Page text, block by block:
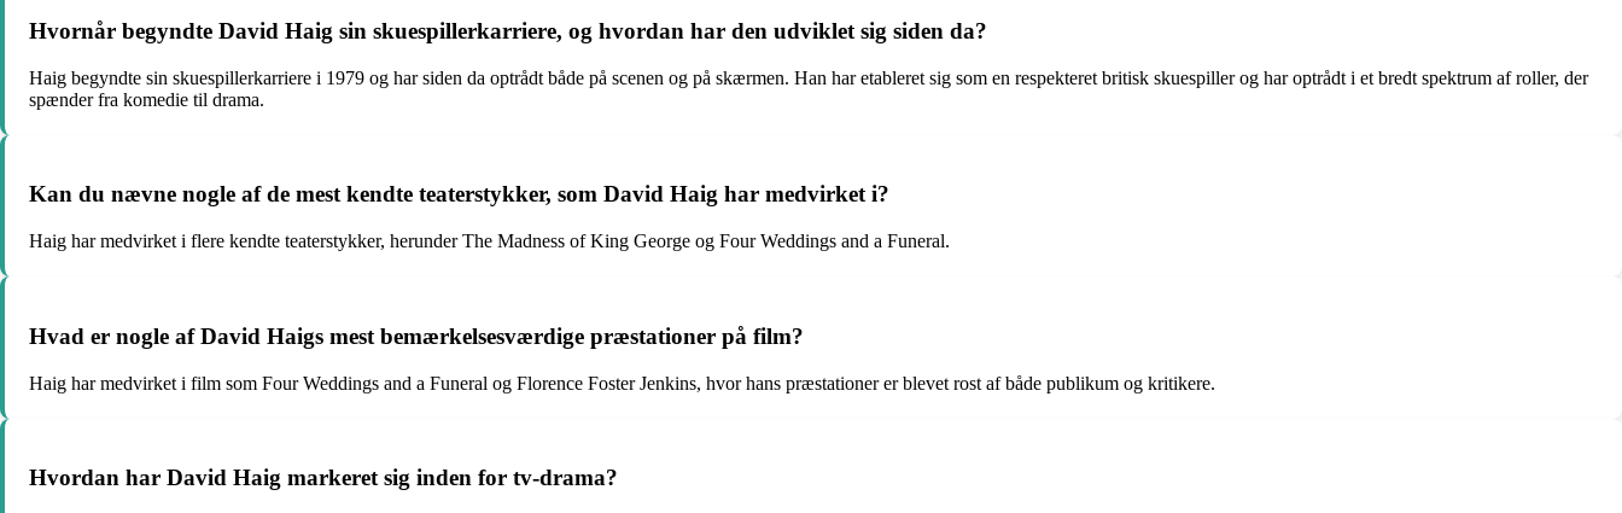
Hvornår begyndte David Haig sin skuespillerkarriere, og hvordan har den udviklet sig siden da?
Haig begyndte sin skuespillerkarriere i 1979 og har siden da optrådt både på scenen og på skærmen. Han har etableret sig som en respekteret britisk skuespiller og har optrådt i et bredt spektrum af roller, der
spænder fra komedie til drama.
Kan du nævne nogle af de mest kendte teaterstykker, som David Haig har medvirket i?
Haig har medvirket i flere kendte teaterstykker, herunder The Madness of King George og Four Weddings and a Funeral.
Hvad er nogle af David Haigs mest bemærkelsesværdige præstationer på film?
Haig har medvirket i film som Four Weddings and a Funeral og Florence Foster Jenkins, hvor hans præstationer er blevet rost af både publikum og kritikere.
Hvordan har David Haig markeret sig inden for tv-drama?